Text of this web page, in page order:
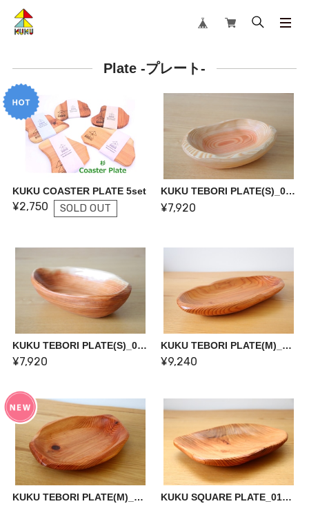
Plate -プレート-
KUKU COASTER PLATE 5set
¥2,750 SOLD OUT
KUKU TEBORI PLATE(S)_01【一点物】
¥7,920
KUKU TEBORI PLATE(S)_02【一点物】
¥7,920
KUKU TEBORI PLATE(M)_01【一点物】
¥9,240
KUKU TEBORI PLATE(M)_02【一点物】 KUKU SQUARE PLATE_01【一点物】